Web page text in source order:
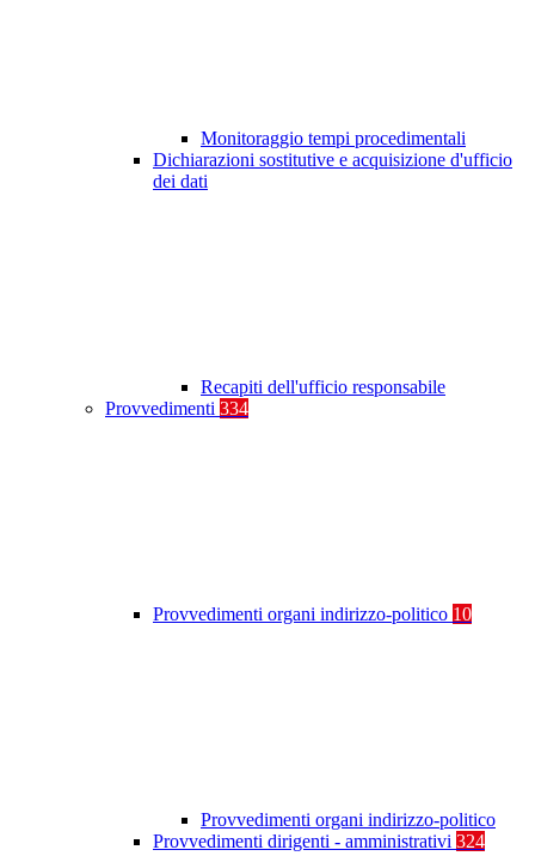
Monitoraggio tempi procedimentali
Dichiarazioni sostitutive e acquisizione d'ufficio
dei dati
Recapiti dell'ufficio responsabile
Provvedimenti 334
Provvedimenti organi indirizzo-politico 10
Provvedimenti organi indirizzo-politico
Provvedimenti dirigenti - amministrativi 324